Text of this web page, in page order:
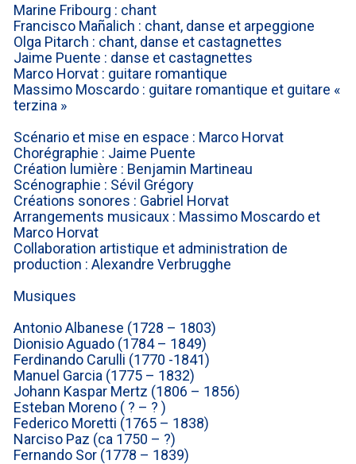
Marine Fribourg : chant
Francisco Mañalich : chant, danse et arpeggione
Olga Pitarch : chant, danse et castagnettes
Jaime Puente : danse et castagnettes
Marco Horvat : guitare romantique
Massimo Moscardo : guitare romantique et guitare «
terzina »
Scénario et mise en espace : Marco Horvat
Chorégraphie : Jaime Puente
Création lumière : Benjamin Martineau
Scénographie : Sévil Grégory
Créations sonores : Gabriel Horvat
Arrangements musicaux : Massimo Moscardo et
Marco Horvat
Collaboration artistique et administration de
production : Alexandre Verbrugghe
Musiques
Antonio Albanese (1728 – 1803)
Dionisio Aguado (1784 – 1849)
Ferdinando Carulli (1770 -1841)
Manuel Garcia (1775 – 1832)
Johann Kaspar Mertz (1806 – 1856)
Esteban Moreno ( ? – ? )
Federico Moretti (1765 – 1838)
Narciso Paz (ca 1750 – ?)
Fernando Sor (1778 – 1839)